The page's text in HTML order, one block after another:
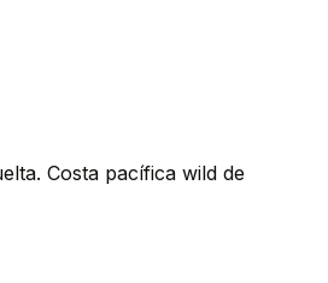
Costa pacífica wild de